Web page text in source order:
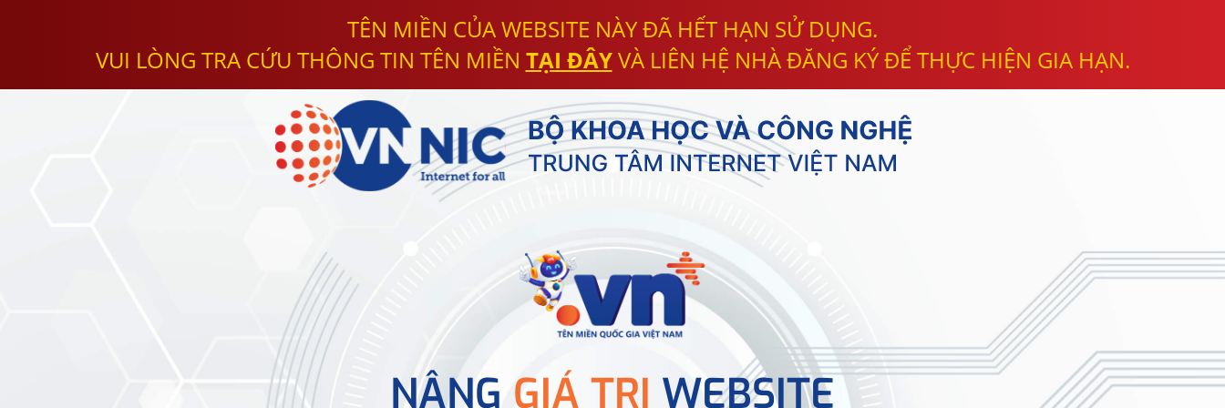
TÊN MIỀN CỦA WEBSITE NÀY ĐÃ HẾT HẠN SỬ DỤNG.
VUI LÒNG TRA CỨU THÔNG TIN TÊN MIỀN TẠI ĐÂYVÀ LIÊN HỆ NHÀ ĐĂNG KÝ ĐỂ THỰC HIỆN GIA HẠN.
NÂNG GIÁ TRỊ WEBSITE